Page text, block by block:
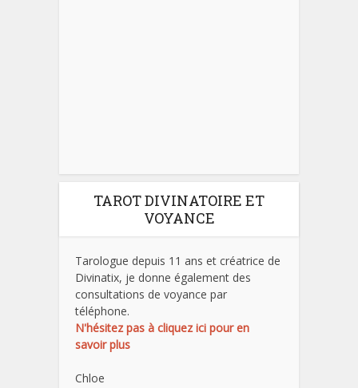
TAROT DIVINATOIRE ET
VOYANCE
Tarologue depuis 11 ans et créatrice de
Divinatix, je donne également des
consultations de voyance par
téléphone.
N'hésitez pas à cliquez ici pour en
savoir plus
Chloe